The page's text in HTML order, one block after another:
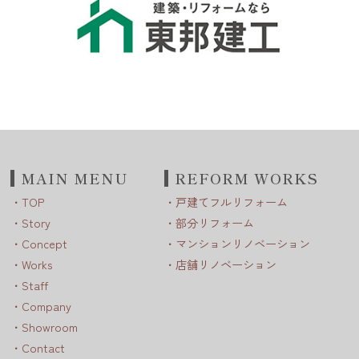
MAIN MENU
TOP
Story
Concept
Works
Staff
Company
Showroom
Contact
REFORM WORKS
戸建てフルリフォーム
部分リフォーム
マンションリノベーション
店舗リノベーション